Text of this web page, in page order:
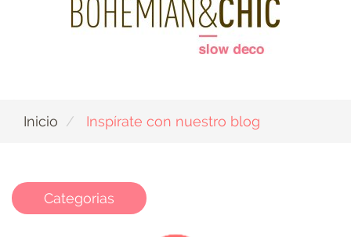
Inicio Inspírate con nuestro blog
Categorias